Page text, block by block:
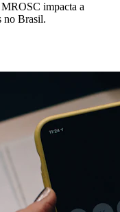
impacta a
no Brasil.